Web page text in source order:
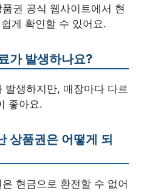
권 공식 웹사이트에서 현
게 확인할 수 있어요.
가 발생하나요?
발생하지만, 매장마다 다르
좋아요.
상품권은 어떻게 되
현금으로 환전할 수 없어